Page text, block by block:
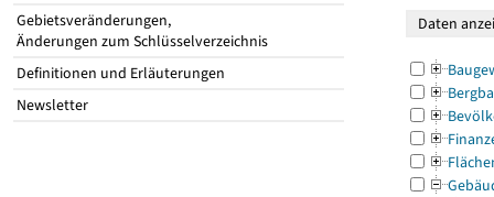
Gebietsveränderungen,
Änderungen zum Schlüsselverzeichnis
Definitionen und Erläuterungen
Newsletter